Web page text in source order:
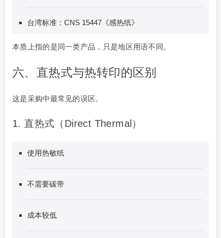
台湾标准：CNS 15447《感热纸》
本质上指的是同一类产品，只是地区用语不同。
六、直热式与热转印的区别
这是采购中最常见的误区。
1. 直热式（Direct Thermal）
使用热敏纸
不需要碳带
成本较低